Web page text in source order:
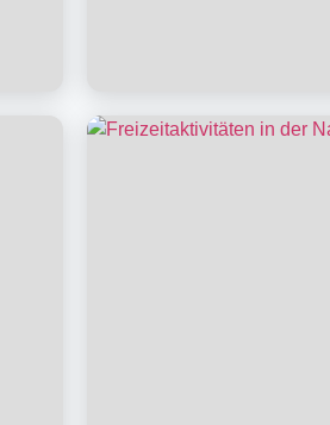
Verpflegung